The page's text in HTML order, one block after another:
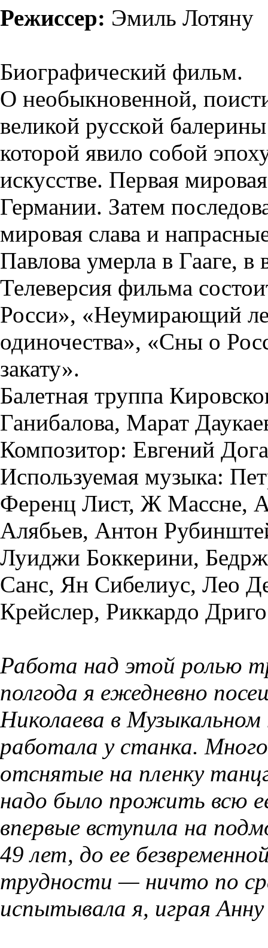
Режиссер: Эмиль Лотяну
Биографический фильм.
О необыкновенной,
великой русской
которой явило собой
искусстве. Первая
Германии. Затем
мировая слава и
Павлова умерла в Гааге, в
Телеверсия фильма
Росси», «Неумирающий
одиночества», «Сны о
закату».
Балетная труппа
Ганибалова, Марат
Композитор: Евгений
Используемая музыка:
Ференц Лист, Ж Массне,
Алябьев, Антон
Луиджи Боккерини,
Санс, Ян Сибелиус, Лео
Крейслер, Риккардо
Работа над этой ролью
полгода я ежедневно
Николаева в
работала у станка.
отснятые на пленку
надо было прожить всю
впервые вступила на
49 лет, до ее
трудности — ничто по
испытывала я, играя